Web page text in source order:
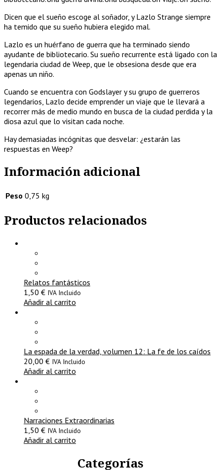
Dicen que el sueño escoge al soñador, y Lazlo Strange siempre
ha temido que su sueño hubiera elegido mal.
Lazlo es un huérfano de guerra que ha terminado siendo
ayudante de bibliotecario. Su sueño recurrente está ligado con la
legendaria ciudad de Weep, que le obsesiona desde que era
apenas un niño.
Cuando se encuentra con Godslayer y su grupo de guerreros
legendarios, Lazlo decide emprender un viaje que le llevará a
recorrer más de medio mundo en busca de la ciudad perdida y la
diosa azul que lo visitan cada noche.
Hay demasiadas incógnitas que desvelar: ¿estarán las
respuestas en Weep?
Información adicional
Peso 0,75 kg
Productos relacionados
Relatos fantásticos
1,50 € IVA Incluido
Añadir al carrito
La espada de la verdad, volumen 12: La fe de los caídos
20,00 € IVA Incluido
Añadir al carrito
Narraciones Extraordinarias
1,50 € IVA Incluido
Añadir al carrito
Categorías